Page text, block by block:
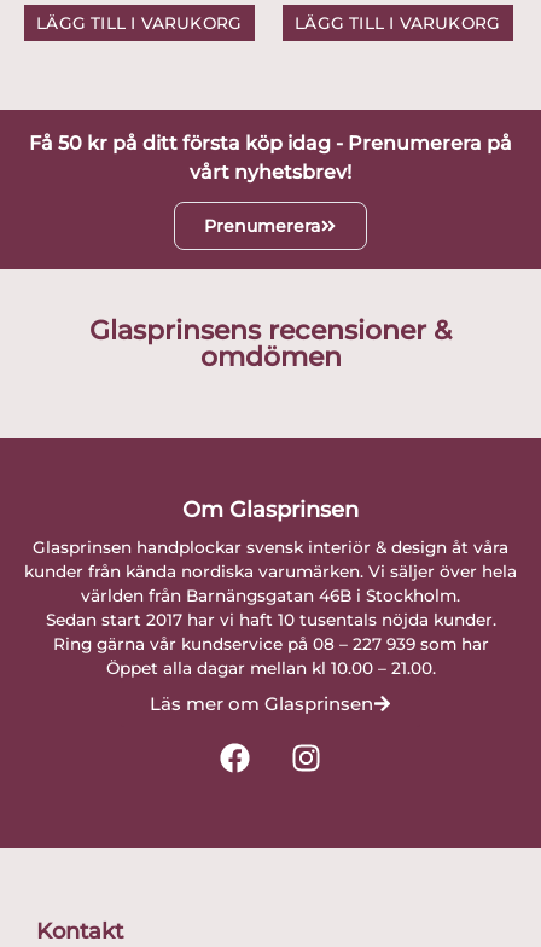
LÄGG TILL I VARUKORG LÄGG TILL I VARUKORG
Få 50 kr på ditt första köp idag - Prenumerera på
vårt nyhetsbrev!
Prenumerera
Glasprinsens recensioner &
omdömen
Om Glasprinsen
Glasprinsen handplockar svensk interiör & design åt våra
kunder från kända nordiska varumärken. Vi säljer över hela
världen från Barnängsgatan 46B i Stockholm.
Sedan start 2017 har vi haft 10 tusentals nöjda kunder.
Ring gärna vår kundservice på 08 – 227 939 som har
Öppet alla dagar mellan kl 10.00 – 21.00.
Läs mer om Glasprinsen
F
a
I
n
Kontakt